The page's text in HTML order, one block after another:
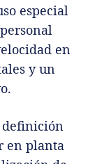
especial
en
y un
definición
en planta